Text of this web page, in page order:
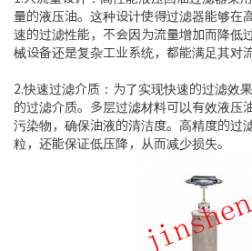
量的液压油。这种设计使得过滤器能够在
速的过滤性能，不会因为流量增加而降低
械设备还是复杂工业系统，都能满足其对
2.快速过滤介质：为了实现快速的过滤效
的过滤介质。多层过滤材料可以有效液压
污染物，确保油液的清洁度。高精度的过
粒，还能保证低压降，从而减少损失。